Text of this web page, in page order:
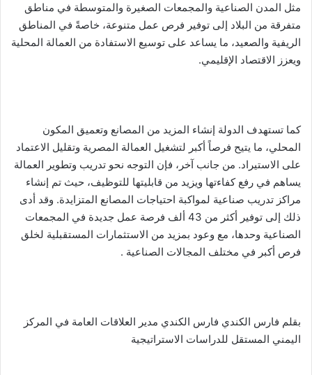
مثل المدن الصناعية والمجمعات الصغيرة والمتوسطة في مناطق
متفرقة من البلاد إلى توفير فرص عمل متنوعة، خاصةً في المناطق
الريفية والصعيد، ما يساعد على توسيع الاستفادة من العمالة المحلية
ويعزز الاقتصاد الإقليمي.
كما تستهدف الدولة إنشاء المزيد من المصانع وتعميق المكون
المحلي، ما يتيح فرصاً أكبر لتشغيل العمالة المصرية وتقليل الاعتماد
على الاستيراد. من جانب آخر، فإن التوجه نحو تدريب وتطوير العمالة
يساهم في رفع كفاءتها ويزيد من قابليتها للتوظيف، حيث تم إنشاء
مراكز تدريب صناعية لمواكبة احتياجات المصانع المتزايدة. وقد أدى
ذلك إلى توفير أكثر من 43 ألف فرصة عمل جديدة في المجمعات
الصناعية وحدها، مع وعود بمزيد من الاستثمارات المستقبلية لخلق
فرص أكبر في مختلف المجالات الصناعية .
بقلم فارس الكندي فارس الكندي مدير العلاقات العامة في المركز
اليمني المستقل للدراسات الاستراتيجية